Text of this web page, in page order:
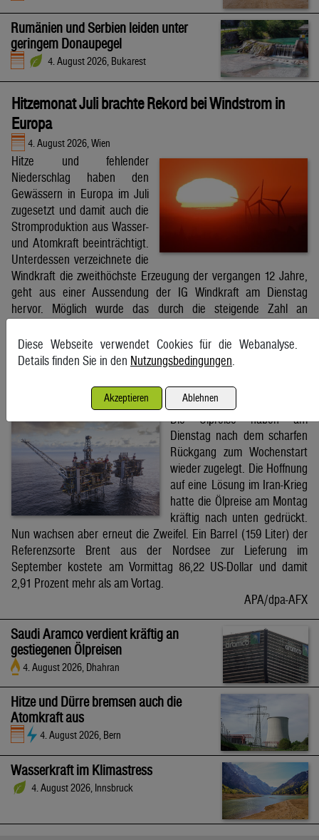
Rumänien und Serbien leiden unter
geringem Donaupegel
4. August 2026, Bukarest
Hitzemonat Juli brachte Rekord bei Windstrom in
Europa
4. August 2026, Wien
Hitze und fehlender
Niederschlag haben den
Gewässern in Europa im Juli
zugesetzt und damit auch die
Stromproduktion aus Wasser-
und Atomkraft beeinträchtigt.
Unterdessen verzeichnete die
Windkraft die zweithöchste Erzeugung der vergangen 12 Jahre,
geht aus einer Aussendung der IG Windkraft am Dienstag
hervor. Möglich wurde das durch die steigende Zahl an
APA
Brent-Ölpreis steigt auf 86,22 US-Dollar
4. August 2026, Wien
Die Ölpreise haben am
Dienstag nach dem scharfen
Rückgang zum Wochenstart
wieder zugelegt. Die Hoffnung
auf eine Lösung im Iran-Krieg
hatte die Ölpreise am Montag
kräftig nach unten gedrückt.
Nun wachsen aber erneut die Zweifel. Ein Barrel (159 Liter) der
Referenzsorte Brent aus der Nordsee zur Lieferung im
September kostete am Vormittag 86,22 US-Dollar und damit
2,91 Prozent mehr als am Vortag.
APA/dpa-AFX
Saudi Aramco verdient kräftig an
gestiegenen Ölpreisen
4. August 2026, Dhahran
Hitze und Dürre bremsen auch die
Atomkraft aus
4. August 2026, Bern
Wasserkraft im Klimastress
4. August 2026, Innsbruck
Diese Webseite verwendet Cookies für die Webanalyse.
Details finden Sie in den Nutzungsbedingungen.
Akzeptieren Ablehnen